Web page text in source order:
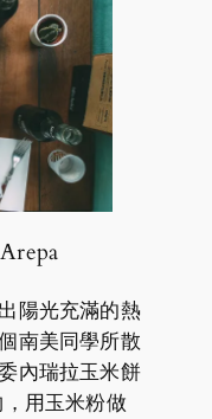
陽光充滿的熱
南美同學所散
內瑞拉玉米餅
用玉米粉做